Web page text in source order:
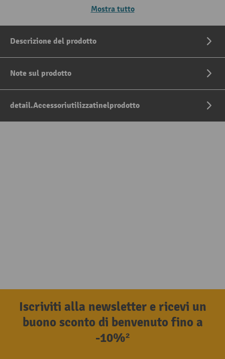
Mostra tutto
Descrizione del prodotto
Note sul prodotto
detail.Accessoriutilizzatinelprodotto
Iscriviti alla newsletter e ricevi un
buono sconto di benvenuto fino a
-10%²